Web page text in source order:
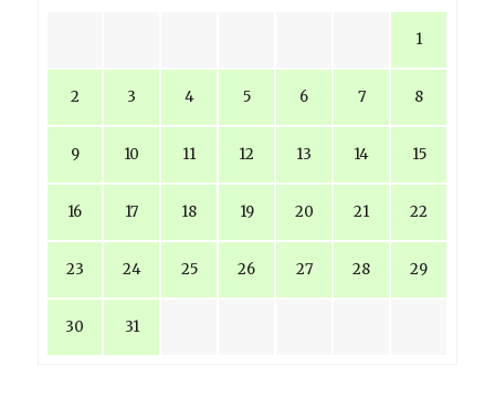
1
2 3 4 5 6 7 8
9 10 11 12 13 14 15
16 17 18 19 20 21 22
23 24 25 26 27 28 29
30 31